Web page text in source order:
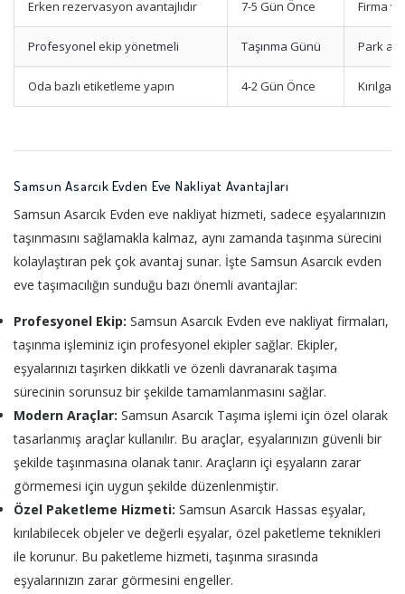
Erken rezervasyon avantajlıdır 7-5 Gün Önce Firma
Profesyonel ekip yönetmeli Taşınma Günü Park
Oda bazlı etiketleme yapın 4-2 Gün Önce
Samsun Asarcık Evden Eve Nakliyat Avantajları
Samsun Asarcık Evden eve nakliyat hizmeti, sadece eşyalarınızın
taşınmasını sağlamakla kalmaz, aynı zamanda taşınma sürecini
kolaylaştıran pek çok avantaj sunar. İşte Samsun Asarcık evden
eve taşımacılığın sunduğu bazı önemli avantajlar:
Profesyonel Ekip: Samsun Asarcık Evden eve nakliyat firmaları,
taşınma işleminiz için profesyonel ekipler sağlar. Ekipler,
eşyalarınızı taşırken dikkatli ve özenli davranarak taşıma
sürecinin sorunsuz bir şekilde tamamlanmasını sağlar.
Modern Araçlar: Samsun Asarcık Taşıma işlemi için özel olarak
tasarlanmış araçlar kullanılır. Bu araçlar, eşyalarınızın güvenli bir
şekilde taşınmasına olanak tanır. Araçların içi eşyaların zarar
görmemesi için uygun şekilde düzenlenmiştir.
Özel Paketleme Hizmeti: Samsun Asarcık Hassas eşyalar,
kırılabilecek objeler ve değerli eşyalar, özel paketleme teknikleri
ile korunur. Bu paketleme hizmeti, taşınma sırasında
eşyalarınızın zarar görmesini engeller.